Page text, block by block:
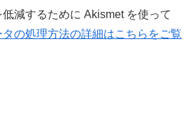
減するために Akismet を使って
タの処理方法の詳細はこちらをご覧